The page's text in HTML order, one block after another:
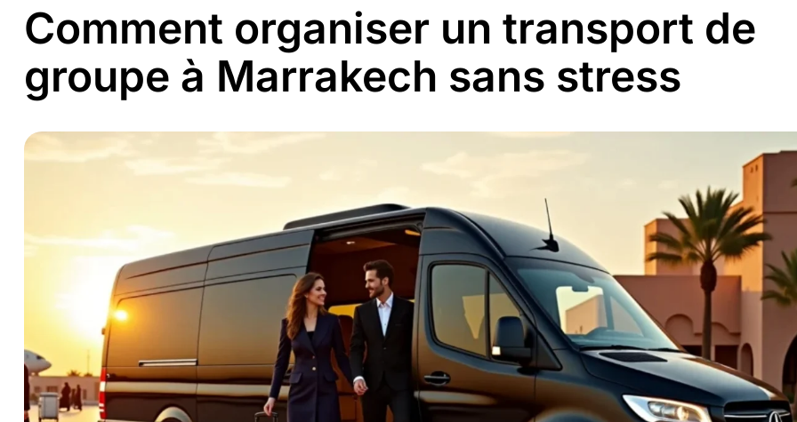
Comment organiser un transport de
groupe à Marrakech sans stress